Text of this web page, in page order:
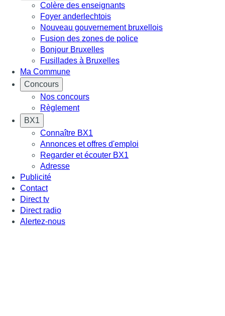
Colère des enseignants
Foyer anderlechtois
Nouveau gouvernement bruxellois
Fusion des zones de police
Bonjour Bruxelles
Fusillades à Bruxelles
Ma Commune
Concours
Nos concours
Règlement
BX1
Connaître BX1
Annonces et offres d'emploi
Regarder et écouter BX1
Adresse
Publicité
Contact
Direct tv
Direct radio
Alertez-nous